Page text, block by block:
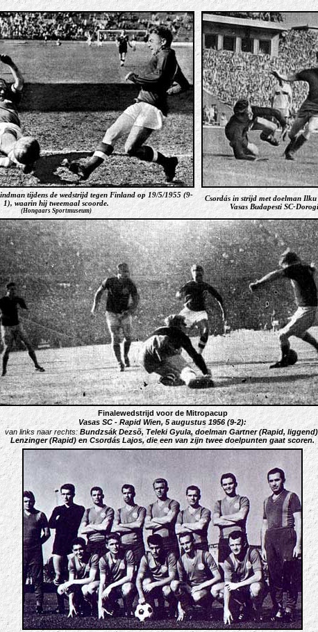
tijdens de wedstrijd tegen Finland op 19/5/1955 (9-
1), waarin hij tweemaal scoorde.
(Hongaars Sportmuseum)
Csordás in strijd met doelman Ilku
Vasas Budapesti SC-
Finalewedstrijd voor de Mitropacup
Vasas SC - Rapid Wien,5 augustus 1956 (9-2):
van links naar rechts: Bundzsák Dezsõ, Teleki Gyula, doelman Gartner (Rapid,
Lenzinger (Rapid) en Csordás Lajos, die een van zijn twee doelpunten gaat scoren.